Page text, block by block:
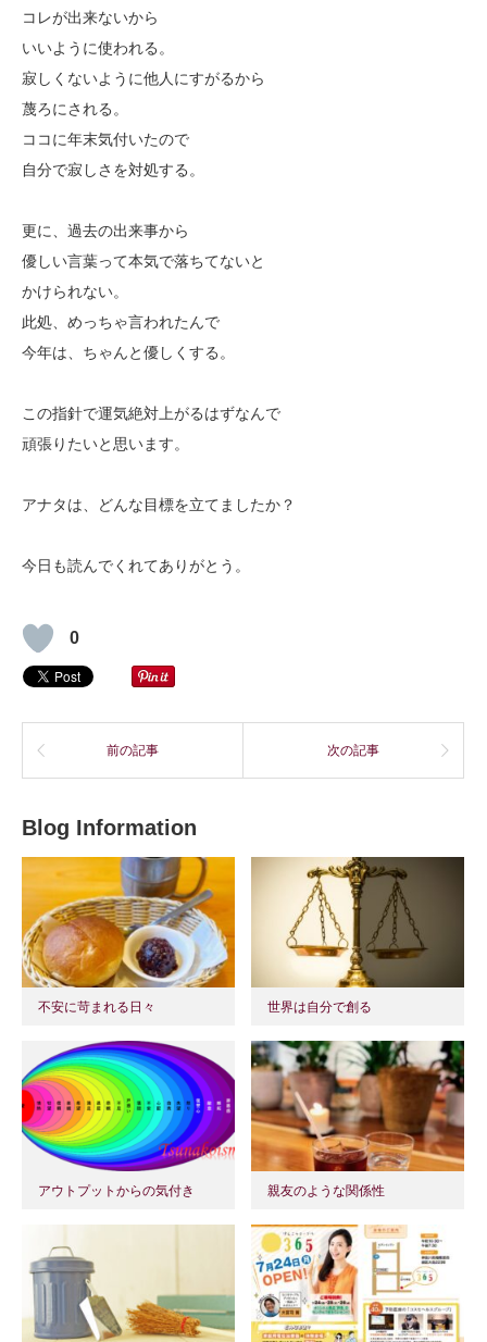
コレが出来ないから
いいように使われる。
寂しくないように他人にすがるから
蔑ろにされる。
ココに年末気付いたので
自分で寂しさを対処する。
更に、過去の出来事から
優しい言葉って本気で落ちてないと
かけられない。
此処、めっちゃ言われたんで
今年は、ちゃんと優しくする。
この指針で運気絶対上がるはずなんで
頑張りたいと思います。
アナタは、どんな目標を立てましたか？
今日も読んでくれてありがとう。
0
前の記事 次の記事
Blog Information
不安に苛まれる日々 世界は自分で創る
アウトプットからの気付き 親友のような関係性